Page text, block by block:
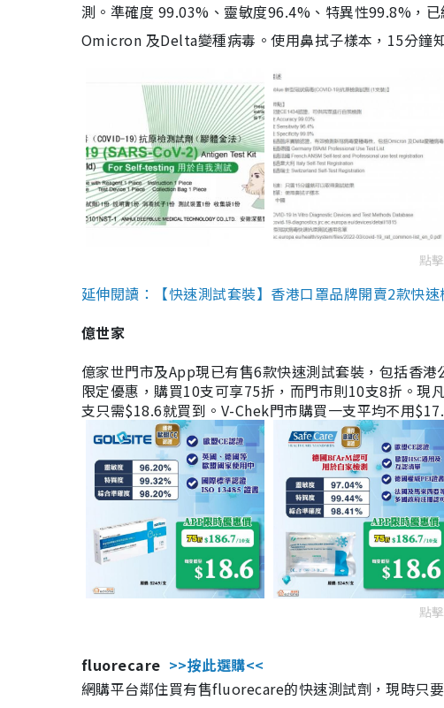
測。準確度 99.03%、靈敏度96.4%、特異性99.8%，
Omicron 及Delta變種病毒。使用鼻拭子樣本，15分鐘
點
延伸閱讀：【快速測試套裝】香港口罩品牌開賣2款快
億世家
億家世門市及App現已有售6款快速測試套裝，包括香
限定優惠，購買10支可享75折，而門市則10支8折。
支只需$18.6就買到。V-Chek門市購買一支平均不用
點
fluorecare >>按此選購<<
網購平台鄰住買有售fluorecare的快速測試劑，現時只